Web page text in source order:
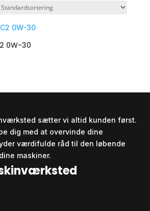
0W-30
sætter vi altid kunden først.
dig med at overvinde dine
værdifulde råd til den løbende
maskiner.